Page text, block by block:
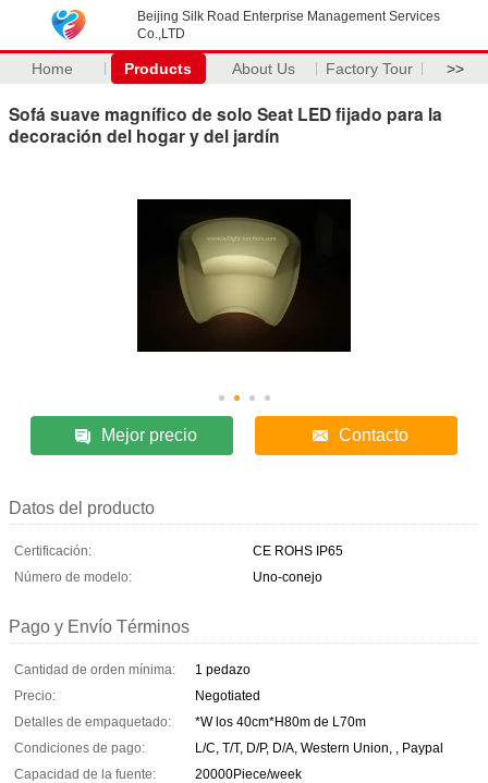
Beijing Silk Road Enterprise Management Services
Co.,LTD
Home Products About Us Factory Tour >>
Sofá suave magnífico de solo Seat LED fijado para la
decoración del hogar y del jardín
Mejor precio Contacto
Datos del producto
Certificación:
CE ROHS IP65
Número de modelo:
Uno-conejo
Pago y Envío Términos
Cantidad de orden mínima:
1 pedazo
Precio:
Negotiated
Detalles de empaquetado:
*W los 40cm*H80m de L70m
Condiciones de pago:
L/C, T/T, D/P, D/A, Western Union, , Paypal
Capacidad de la fuente:
20000Piece/week